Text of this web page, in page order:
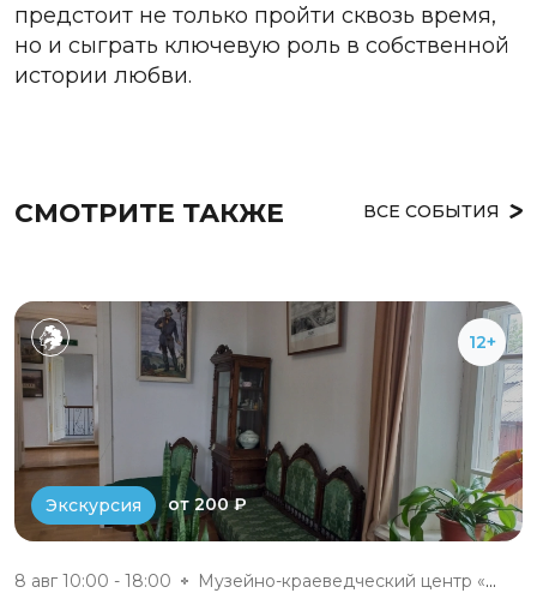
предстоит не только пройти сквозь время,
но и сыграть ключевую роль в собственной
истории любви.
СМОТРИТЕ ТАКЖЕ ВСЕ СОБЫТИЯ
12+
Экскурсия от 200 ₽
8 авг 10:00 - 18:00 Музейно-краеведческий центр «Д...